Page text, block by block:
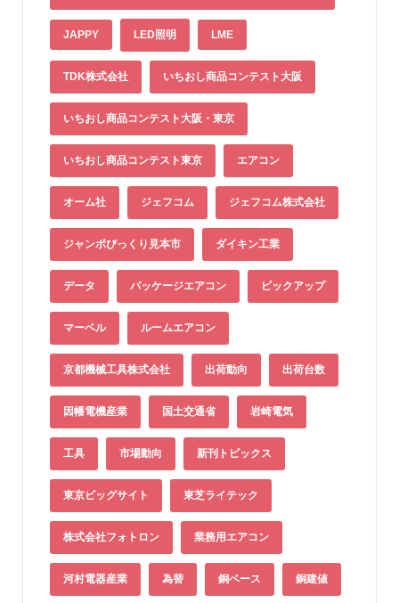
JAPPY LED照明 LME
TDK株式会社 いちおし商品コンテスト大阪
いちおし商品コンテスト大阪・東京
いちおし商品コンテスト東京 エアコン
オーム社 ジェフコム ジェフコム株式会社
ジャンボびっくり見本市 ダイキン工業
データ パッケージエアコン ピックアップ
マーベル ルームエアコン
京都機械工具株式会社 出荷動向 出荷台数
因幡電機産業 国土交通省 岩崎電気
工具 市場動向 新刊トピックス
東京ビッグサイト 東芝ライテック
株式会社フォトロン 業務用エアコン
河村電器産業 為替 銅ベース 銅建値